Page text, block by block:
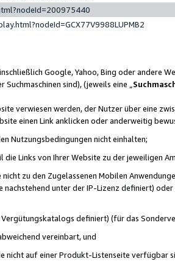
Google, Yahoo, Bing oder andere
sind), (jeweils eine „
verwiesen werden, der Nutzer über eine
einen Link anklicken oder anderweitig
Nutzungsbedingungen nicht einhalten;
Links von Ihrer Website zu der jeweiligen
zu den Zugelassenen Mobilen
nachstehend unter der IP-Lizenz definiert)
definiert) (für das
vereinbart, und
nicht auf einer Produkt-Listenseite verfügbar